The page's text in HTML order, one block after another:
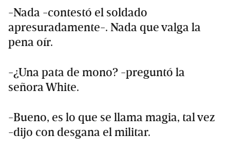
-Nada -contestó el soldado
apresuradamente-. Nada que valga la
pena oír.
-¿Una pata de mono? -preguntó la
señora White.
-Bueno, es lo que se llama magia, tal vez
-dijo con desgana el militar.